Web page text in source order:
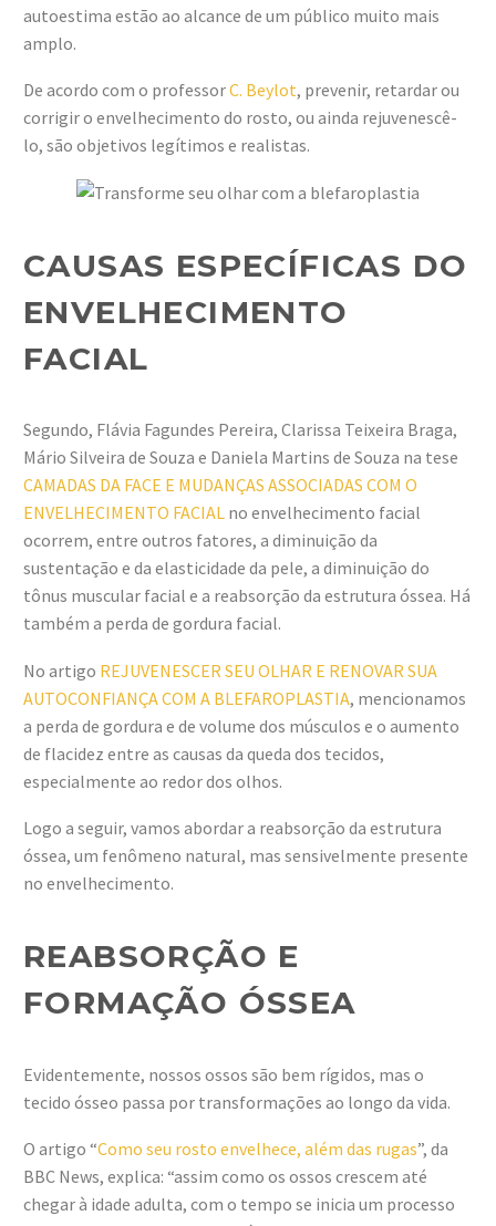
autoestima estão ao alcance de um público muito mais
amplo.
De acordo com o professorC. Beylot, prevenir, retardar ou
corrigir o envelhecimento do rosto, ou ainda rejuvenescê-
lo, são objetivos legítimos e realistas.
CAUSAS ESPECÍFICAS DO
ENVELHECIMENTO
FACIAL
Segundo, Flávia Fagundes Pereira, Clarissa Teixeira Braga,
Mário Silveira de Souza e Daniela Martins de Souza na tese
CAMADAS DA FACE E MUDANÇAS ASSOCIADAS COM O
ENVELHECIMENTO FACIAL no envelhecimento facial
ocorrem, entre outros fatores, a diminuição da
sustentação e da elasticidade da pele, a diminuição do
tônus muscular facial e a reabsorção da estrutura óssea. Há
também a perda de gordura facial.
No artigo REJUVENESCER SEU OLHAR E RENOVAR SUA
AUTOCONFIANÇA COM A BLEFAROPLASTIA, mencionamos
a perda de gordura e de volume dos músculos e o aumento
de flacidez entre as causas da queda dos tecidos,
especialmente ao redor dos olhos.
Logo a seguir, vamos abordar a reabsorção da estrutura
óssea, um fenômeno natural, mas sensivelmente presente
no envelhecimento.
REABSORÇÃO E
FORMAÇÃO ÓSSEA
Evidentemente, nossos ossos são bem rígidos, mas o
tecido ósseo passa por transformações ao longo da vida.
O artigo “Como seu rosto envelhece, além das rugas”, da
BBC News, explica: “assim como os ossos crescem até
chegar à idade adulta, com o tempo se inicia um processo